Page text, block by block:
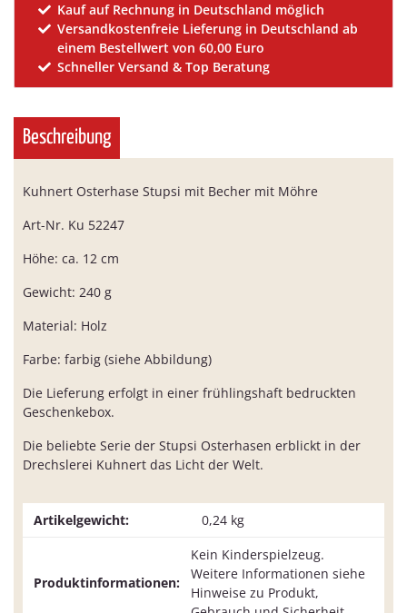
Kauf auf Rechnung in Deutschland möglich
Versandkostenfreie Lieferung in Deutschland ab
einem Bestellwert von 60,00 Euro
Schneller Versand & Top Beratung
Beschreibung
Kuhnert Osterhase Stupsi mit Becher mit Möhre
Art-Nr. Ku 52247
Höhe: ca. 12 cm
Gewicht: 240 g
Material: Holz
Farbe: farbig (siehe Abbildung)
Die Lieferung erfolgt in einer frühlingshaft bedruckten
Geschenkebox.
Die beliebte Serie der Stupsi Osterhasen erblickt in der
Drechslerei Kuhnert das Licht der Welt.
Artikelgewicht: 0,24 kg
Produktinformationen:
Kein Kinderspielzeug.
Weitere Informationen siehe
Hinweise zu Produkt,